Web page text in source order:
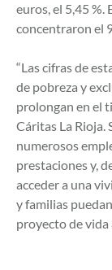
euros, el 5,45
concentraron el
“Las cifras de
de pobreza y
prolongan en el
Cáritas La Rioja.
numerosos
prestaciones y,
acceder a una
y familias
proyecto de